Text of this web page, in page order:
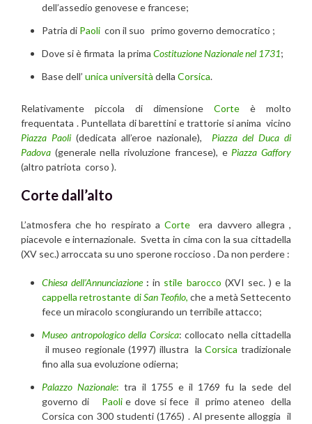
dell’assedio genovese e francese;
Patria di Paoli con il suo primo governo democratico ;
Dove si è firmata la prima Costituzione Nazionale nel 1731;
Base dell’ unica università della Corsica.
Relativamente piccola di dimensione Corte è molto
frequentata . Puntellata di barettini e trattorie si anima vicino
Piazza Paoli (dedicata all’eroe nazionale), Piazza del Duca di
Padova (generale nella rivoluzione francese), e Piazza Gaffory
(altro patriota corso ).
Corte dall’alto
L’atmosfera che ho respirato a Corte era davvero allegra ,
piacevole e internazionale. Svetta in cima con la sua cittadella
(XV sec.) arroccata su uno sperone roccioso . Da non perdere :
Chiesa dell’Annunciazione: in stile barocco (XVI sec. ) e la
cappella retrostante diSan Teofilo, che a metà Settecento
fece un miracolo scongiurando un terribile attacco;
Museo antropologico della Corsica: collocato nella cittadella
il museo regionale (1997) illustra laCorsica tradizionale
fino alla sua evoluzione odierna;
Palazzo Nazionale: tra il 1755 e il 1769 fu la sede del
governo di
Paolie dove si fece il primo ateneo della
Corsica con 300 studenti (1765) . Al presente alloggia il